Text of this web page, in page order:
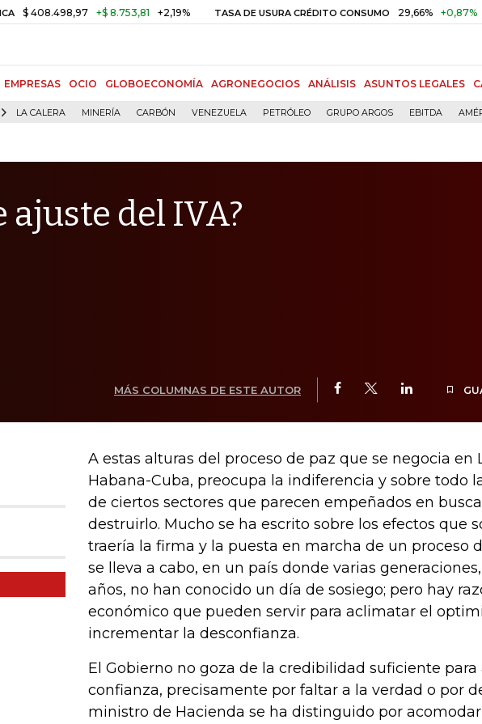
+$ 8.753,81 +2,19% TASA DE USURA CRÉDITO CONSUMO 29,66% +0,87% +3,02%
EMPRESAS OCIO GLOBOECONOMÍA AGRONEGOCIOS ANÁLISIS ASUNTOS LEGALES
LA CALERA MINERÍA CARBÓN VENEZUELA PETRÓLEO GRUPO ARGOS EBITDA
del IVA?
MÁS COLUMNAS DE ESTE AUTOR
A estas alturas del proceso de paz que se negocia en
Habana-Cuba, preocupa la indiferencia y sobre todo
de ciertos sectores que parecen empeñados en
destruirlo. Mucho se ha escrito sobre los efectos que
traería la firma y la puesta en marcha de un proceso
se lleva a cabo, en un país donde varias
años, no han conocido un día de sosiego; pero hay
económico que pueden servir para aclimatar el
incrementar la desconfianza.
El Gobierno no goza de la credibilidad suficiente
confianza, precisamente por faltar a la verdad o por
ministro de Hacienda se ha distinguido por